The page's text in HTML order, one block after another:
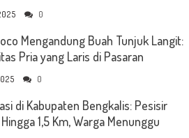
0
Mengandung Buah Tunjuk Langit:
Pria yang Laris di Pasaran
0
di Kabupaten Bengkalis: Pesisir
1,5 Km, Warga Menunggu